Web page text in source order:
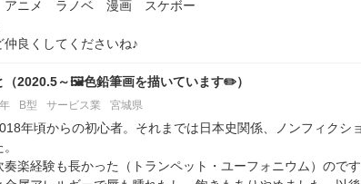
ニメ ラノベ 漫画 スケボー
仲良くしてくださいね♪
（2020.5～🖼️色鉛筆画を描いています✏️）
B型 サービス業 宮城県
年頃からの初心者。それまでは日本史関係、ノンフィクシ
奏楽経験も長かった（トランペット・ユーフォニウム）ので